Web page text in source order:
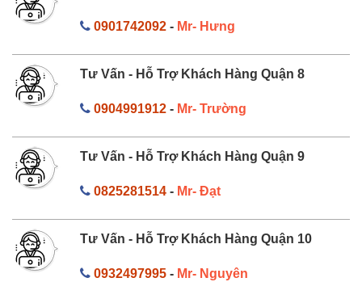
0901742092- Mr- Hưng
Tư Vấn - Hỗ Trợ Khách Hàng Quận 8
0904991912- Mr- Trường
Tư Vấn - Hỗ Trợ Khách Hàng Quận 9
0825281514- Mr- Đạt
Tư Vấn - Hỗ Trợ Khách Hàng Quận 10
0932497995- Mr- Nguyên